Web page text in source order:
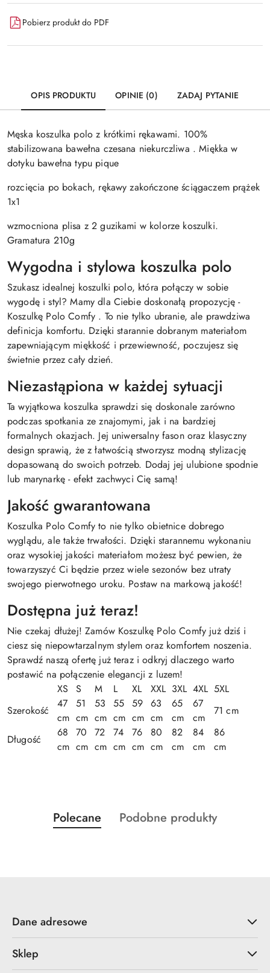
Pobierz produkt do PDF
OPIS PRODUKTU OPINIE (0) ZADAJ PYTANIE
Męska koszulka polo z krótkimi rękawami. 100%
stabilizowana bawełna czesana niekurczliwa . Miękka w
dotyku bawełna typu pique
rozcięcia po bokach, rękawy zakończone ściągaczem prążek
1x1
wzmocniona plisa z 2 guzikami w kolorze koszulki.
Gramatura 210g
Wygodna i stylowa koszulka polo
Szukasz idealnej koszulki polo, która połączy w sobie
wygodę i styl? Mamy dla Ciebie doskonałą propozycję -
Koszulkę Polo Comfy . To nie tylko ubranie, ale prawdziwa
definicja komfortu. Dzięki starannie dobranym materiałom
zapewniającym miękkość i przewiewność, poczujesz się
świetnie przez cały dzień.
Niezastąpiona w każdej sytuacji
Ta wyjątkowa koszulka sprawdzi się doskonale zarówno
podczas spotkania ze znajomymi, jak i na bardziej
formalnych okazjach. Jej uniwersalny fason oraz klasyczny
design sprawią, że z łatwością stworzysz modną stylizację
dopasowaną do swoich potrzeb. Dodaj jej ulubione spodnie
lub marynarkę - efekt zachwyci Cię samą!
Jakość gwarantowana
Koszulka Polo Comfy to nie tylko obietnice dobrego
wyglądu, ale także trwałości. Dzięki starannemu wykonaniu
oraz wysokiej jakości materiałom możesz być pewien, że
towarzyszyć Ci będzie przez wiele sezonów bez utraty
swojego pierwotnego uroku. Postaw na markową jakość!
Dostępna już teraz!
Nie czekaj dłużej! Zamów Koszulkę Polo Comfy już dziś i
ciesz się niepowtarzalnym stylem oraz komfortem noszenia.
Sprawdź naszą ofertę już teraz i odkryj dlaczego warto
postawić na połączenie elegancji z luzem!
XS
S M L XL XXL 3XL 4XL 5XL
Szerokość
47
cm
51
cm
53
cm
55
cm
59
cm
63
cm
65
cm
67
cm
71 cm
Długość
68
cm
70
cm
72
cm
74
cm
76
cm
80
cm
82
cm
84
cm
86
cm
Pomiń karuzelę produktów
Produkty
o
Polecane
Produkty
Podobne produkty
Dane adresowe
Sklep